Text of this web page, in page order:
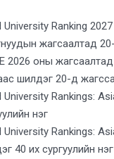
University Ranking
жагсаалтад
2026 оны
шилдэг 20-д
University Rankings:
нэг
University Rankings:
40 их сургуулийн нэг